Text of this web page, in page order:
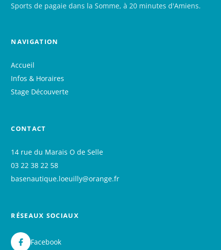
Sports de pagaie dans la Somme, à 20 minutes d'Amiens.
NAVIGATION
Accueil
Infos & Horaires
Stage Découverte
CONTACT
14 rue du Marais O de Selle
03 22 38 22 58
basenautique.loeuilly@orange.fr
RÉSEAUX SOCIAUX
Facebook